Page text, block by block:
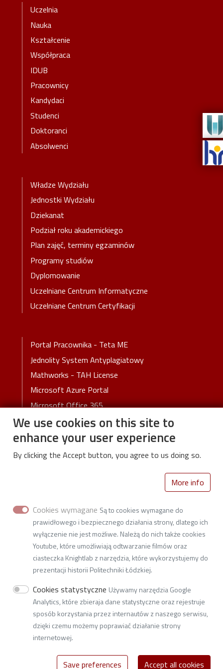
Instytut Obrabiarek
i Technologii Budowy Maszyn
Wydział Mechaniczny
90-537 Łódź, ul. Stefanowskiego 1/15
tel. +48 42 631 22 99, e-mail:w1i13@adm.p.lodz.pl
e-doręczenia: AE:PL-77859-99877-ERVVB-29
NIP 727-002-18-95, REGON 000001583
Stopka-Menu
Uczelnia
Nauka
Kształcenie
Współpraca
IDUB
Pracownicy
Kandydaci
Studenci
Doktoranci
Absolwenci
Stopka-2-Menu
Władze Wydziału
Jednostki Wydziału
Dziekanat
Podział roku akademickiego
Plan zajęć, terminy egzaminów
Programy studiów
Dyplomowanie
Uczelniane Centrum Informatyczne
Uczelniane Centrum Certyfikacji
Stopka-3-Menu
Portal Pracownika - Teta ME
Jednolity System Antyplagiatowy
Mathworks - TAH License
Microsoft Azure Portal
Microsoft Office 365
Patents Online
Czasopisma Punktowane
System rezerwacji sal w sesji
© 2026Lodz University of Technology
We use cookies on this site to
enhance your user experience
By clicking the Accept button, you agree to us doing so.
More info
Cookies wymagane Są to cookies wymagane do
prawidłowego i bezpiecznego działania strony, dlatego ich
wyłączenie nie jest możliwe. Należą do nich także cookies
Youtube, które umożliwiają odtwarzanie filmów oraz
ciasteczka Knightlab z narzędzia, które wykorzystujemy do
prezentacji historii Politechniki Łódzkiej.
Cookies statystyczne Używamy narzędzia Google
Analytics, które zbieraja dane statystyczne oraz rejestruje
sposób korzystania przez internautów z naszego serwisu,
dzięki czemu możemy poprawiać działanie strony
internetowej.
Save preferences Accept all cookies